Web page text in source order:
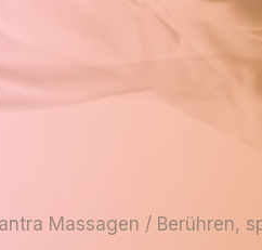
Massagen / Berühren,